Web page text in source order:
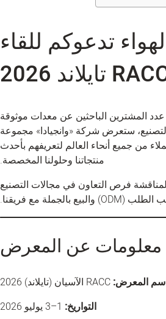
تدعوكم للقاء
المشترين الباحثين عن معدات موثوقة
ستعرض شركة «وانجيادا» مجموعة
من جميع أنحاء العالم لتعريفهم بأحدث
منتجاتنا وحلولنا المخصصة.
فرص التعاون في مجالات التصنيع
معلومات عن المعرض
المعرض: RACC الآسيان (تايلاند) 2026
التواريخ: